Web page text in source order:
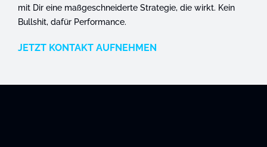
mit Dir eine maßgeschneiderte Strategie, die wirkt. Kein
Bullshit, dafür Performance.
JETZT KONTAKT AUFNEHMEN